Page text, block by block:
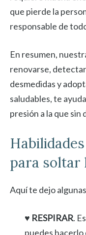
que pierde la
responsable de
En resumen,
renovarse,
desmedidas y
saludables, te
presión a la que
para soltar
Aquí te dejo
♥ RESPIRAR.
puedes hacerlo